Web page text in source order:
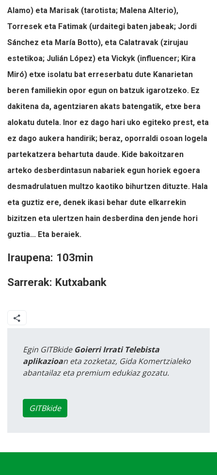
Alamo) eta Marisak (tarotista; Malena Alterio),
Torresek eta Fatimak (urdaitegi baten jabeak; Jordi
Sánchez eta María Botto), eta Calatravak (zirujau
estetikoa; Julián López) eta Vickyk (influencer; Kira
Miró) etxe isolatu bat erreserbatu dute Kanarietan
beren familiekin opor egun on batzuk igarotzeko. Ez
dakitena da, agentziaren akats batengatik, etxe bera
alokatu dutela. Inor ez dago hari uko egiteko prest, eta
ez dago aukera handirik; beraz, oporraldi osoan logela
partekatzera behartuta daude. Kide bakoitzaren
arteko desberdintasun nabariek egun horiek egoera
desmadrulatuen multzo kaotiko bihurtzen dituzte. Hala
eta guztiz ere, denek ikasi behar dute elkarrekin
bizitzen eta ulertzen hain desberdina den jende hori
guztia... Eta beraiek.
Iraupena: 103min
Sarrerak: Kutxabank
Egin GITBkide Goierri Irrati Telebista
aplikazioan eta zozketaz, Gida Komertzialeko
abantailaz eta premium edukiaz gozatu.
GITBkide